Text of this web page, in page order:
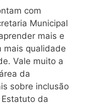
com
Municipal
mais e
mais qualidade
Vale muito a
da
sobre inclusão
da